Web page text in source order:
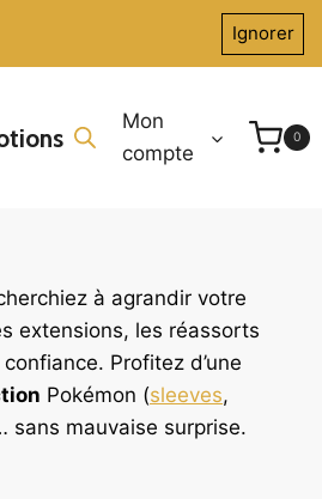
Ignorer
Mon
compte
0
à agrandir votre
extensions, les réassorts
Profitez d’une
Pokémon (sleeves,
sans mauvaise surprise.